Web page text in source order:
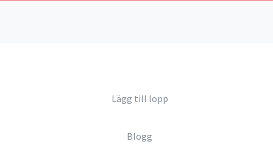
Lägg till lopp
Blogg